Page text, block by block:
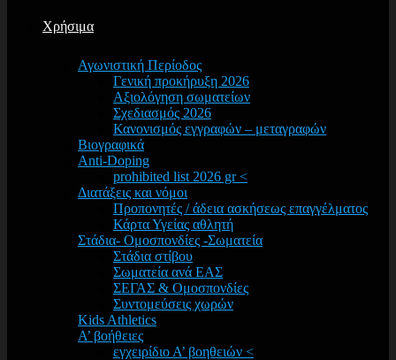
Χρήσιμα
Αγωνιστική Περίοδος
Γενική προκήρυξη 2026
Αξιολόγηση σωματείων
Σχεδιασμός 2026
Κανονισμός εγγραφών – μεταγραφών
Βιογραφικά
Anti-Doping
prohibited list 2026 gr <
Διατάξεις και νόμοι
Προπονητές / άδεια ασκήσεως επαγγέλματος
Κάρτα Υγείας αθλητή
Στάδια- Ομοσπονδίες -Σωματεία
Στάδια στίβου
Σωματεία ανά ΕΑΣ
ΣΕΓΑΣ & Ομοσπονδίες
Συντομεύσεις χωρών
Kids Athletics
Α’ βοήθειες
εγχειρίδιο Α’ βοηθειών <